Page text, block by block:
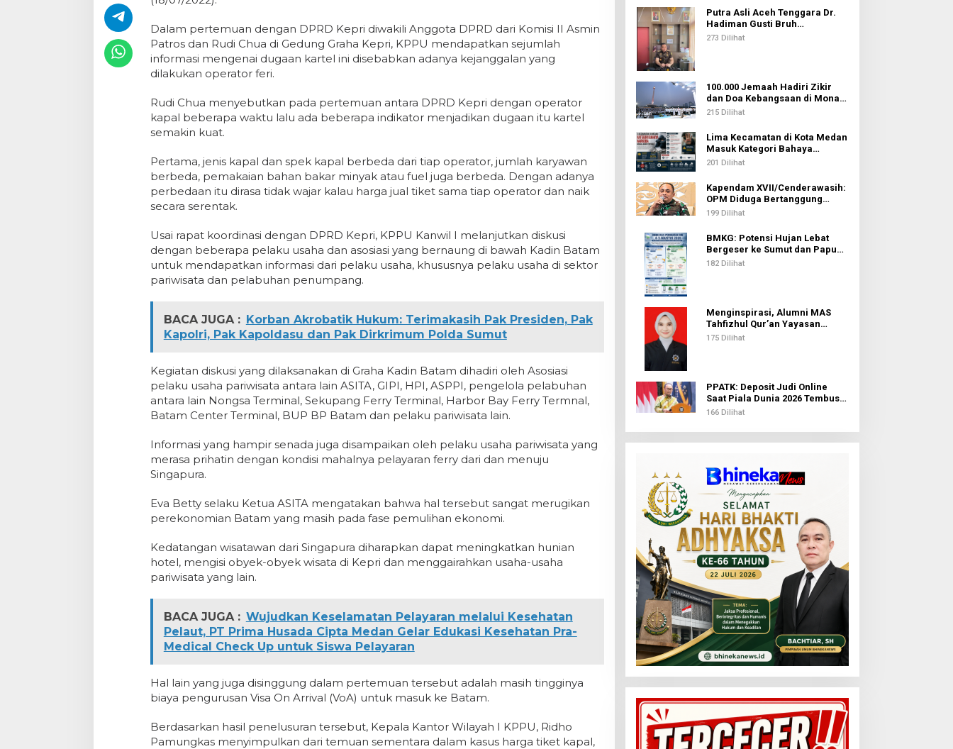
Dalam pertemuan dengan DPRD Kepri diwakili Anggota DPRD dari Komisi II Asmin
Patros dan Rudi Chua di Gedung Graha Kepri, KPPU mendapatkan sejumlah
informasi mengenai dugaan kartel ini disebabkan adanya kejanggalan yang
dilakukan operator feri.
Rudi Chua menyebutkan pada pertemuan antara DPRD Kepri dengan operator
kapal beberapa waktu lalu ada beberapa indikator menjadikan dugaan itu kartel
semakin kuat.
Pertama, jenis kapal dan spek kapal berbeda dari tiap operator, jumlah karyawan
berbeda, pemakaian bahan bakar minyak atau fuel juga berbeda. Dengan adanya
perbedaan itu dirasa tidak wajar kalau harga jual tiket sama tiap operator dan naik
secara serentak.
Usai rapat koordinasi dengan DPRD Kepri, KPPU Kanwil I melanjutkan diskusi
dengan beberapa pelaku usaha dan asosiasi yang bernaung di bawah Kadin Batam
untuk mendapatkan informasi dari pelaku usaha, khususnya pelaku usaha di sektor
pariwisata dan pelabuhan penumpang.
BACA JUGA : Korban Akrobatik Hukum: Terimakasih Pak Presiden, Pak
Kapolri, Pak Kapoldasu dan Pak Dirkrimum Polda Sumut
Kegiatan diskusi yang dilaksanakan di Graha Kadin Batam dihadiri oleh Asosiasi
pelaku usaha pariwisata antara lain ASITA, GIPI, HPI, ASPPI, pengelola pelabuhan
antara lain Nongsa Terminal, Sekupang Ferry Terminal, Harbor Bay Ferry Termnal,
Batam Center Terminal, BUP BP Batam dan pelaku pariwisata lain.
Informasi yang hampir senada juga disampaikan oleh pelaku usaha pariwisata yang
merasa prihatin dengan kondisi mahalnya pelayaran ferry dari dan menuju
Singapura.
Eva Betty selaku Ketua ASITA mengatakan bahwa hal tersebut sangat merugikan
perekonomian Batam yang masih pada fase pemulihan ekonomi.
Kedatangan wisatawan dari Singapura diharapkan dapat meningkatkan hunian
hotel, mengisi obyek-obyek wisata di Kepri dan menggairahkan usaha-usaha
pariwisata yang lain.
BACA JUGA : Wujudkan Keselamatan Pelayaran melalui Kesehatan
Pelaut, PT Prima Husada Cipta Medan Gelar Edukasi Kesehatan Pra-
Medical Check Up untuk Siswa Pelayaran
Hal lain yang juga disinggung dalam pertemuan tersebut adalah masih tingginya
biaya pengurusan Visa On Arrival (VoA) untuk masuk ke Batam.
Berdasarkan hasil penelusuran tersebut, Kepala Kantor Wilayah I KPPU, Ridho
Pamungkas menyimpulkan dari temuan sementara dalam kasus harga tiket kapal,
Putra Asli Aceh Tenggara Dr.
Hadiman Gusti Bruh
Diamanahkan sebagai Kajari
273 Dilihat
100.000 Jemaah Hadiri Zikir
dan Doa Kebangsaan di Monas,
Wujud Syukur atas
215 Dilihat
Lima Kecamatan di Kota Medan
Masuk Kategori Bahaya
Narkoba, Medan Johor
201 Dilihat
Kapendam XVII/Cenderawasih:
OPM Diduga Bertanggung
Jawab atas Penembakan Lima
199 Dilihat
BMKG: Potensi Hujan Lebat
Bergeser ke Sumut dan Papua
Pegunungan pada 5 Agustus
182 Dilihat
Menginspirasi, Alumni MAS
Tahfizhul Qur’an Yayasan
Islamic Centre Sumut Raih
175 Dilihat
PPATK: Deposit Judi Online
Saat Piala Dunia 2026 Tembus
Rp1,02 Triliun, QRIS Jadi Kanal
166 Dilihat